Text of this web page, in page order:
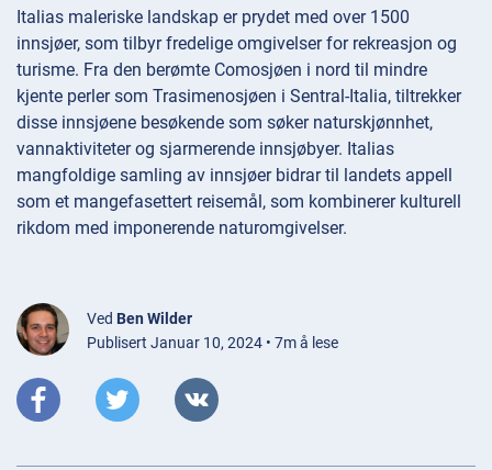
Italias maleriske landskap er prydet med over 1500
innsjøer, som tilbyr fredelige omgivelser for rekreasjon og
turisme. Fra den berømte Comosjøen i nord til mindre
kjente perler som Trasimenosjøen i Sentral-Italia, tiltrekker
disse innsjøene besøkende som søker naturskjønnhet,
vannaktiviteter og sjarmerende innsjøbyer. Italias
mangfoldige samling av innsjøer bidrar til landets appell
som et mangefasettert reisemål, som kombinerer kulturell
rikdom med imponerende naturomgivelser.
Ved Ben Wilder
Publisert Januar 10, 2024 • 7m å lese